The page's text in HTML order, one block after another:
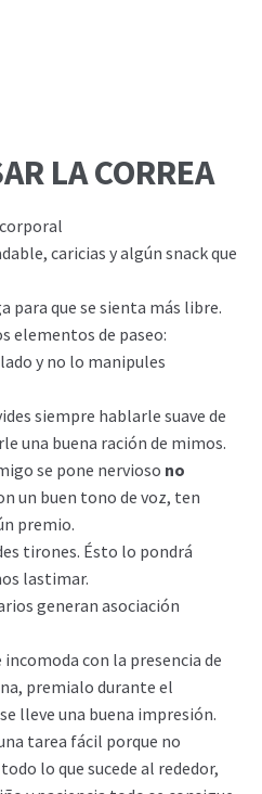
LA CORREA
caricias y algún snack que
para que se sienta más libre.
elementos de paseo:
y no lo manipules
siempre hablarle suave de
una buena ración de mimos.
se pone nervioso no
un buen tono de voz, ten
premio.
tirones. Ésto lo pondrá
lastimar.
generan asociación
con la presencia de
premialo durante el
lleve una buena impresión.
tarea fácil porque no
lo que sucede al rededor,